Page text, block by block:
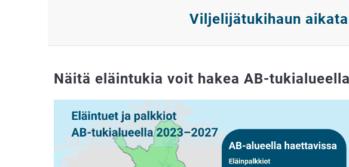
Viljelijätukihaun
Näitä eläintukia voit hakea AB-tukialueella